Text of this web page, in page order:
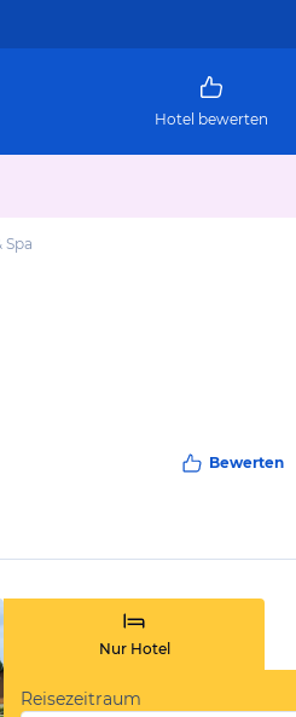
Hotel bewerten
Bewerten
Nur Hotel
Reisezeitraum